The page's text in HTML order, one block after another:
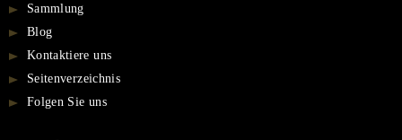
Sammlung
Blog
Kontaktiere uns
Seitenverzeichnis
Folgen Sie uns